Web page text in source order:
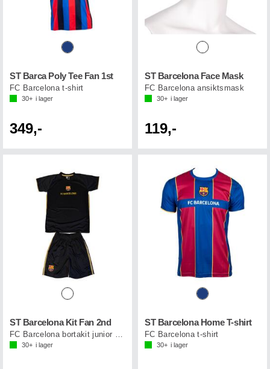
ST Barca Poly Tee Fan 1st
FC Barcelona t-shirt
30+ i lager
349,-
ST Barcelona Face Mask
FC Barcelona ansiktsmask
30+ i lager
119,-
ST Barcelona Kit Fan 2nd
FC Barcelona bortakit junior 21/22
30+ i lager
ST Barcelona Home T-shirt
FC Barcelona t-shirt
30+ i lager